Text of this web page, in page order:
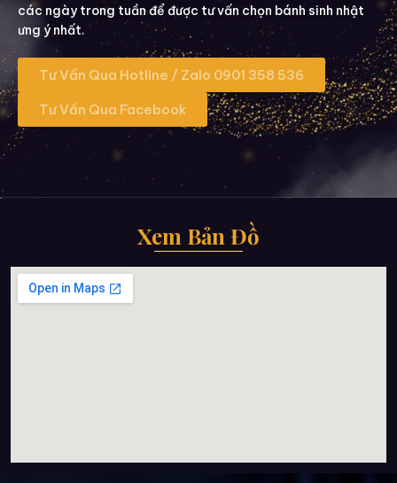
các ngày trong tuần để được tư vấn chọn bánh sinh nhật
ưng ý nhất.
Tư Vấn Qua Hotline / Zalo 0901 358 536
Tư Vấn Qua Facebook
Xem Bản Đồ